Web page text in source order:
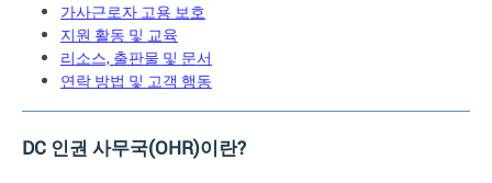
가사근로자 고용 보호
지원 활동 및 교육
리소스, 출판물 및 문서
연락 방법 및 고객 행동
DC 인권 사무국(OHR)이란?